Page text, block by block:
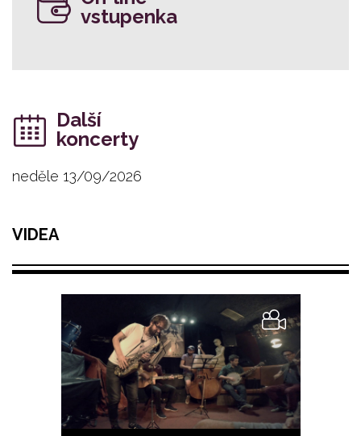
vstupenka
Další
koncerty
neděle 13/09/2026
VIDEA